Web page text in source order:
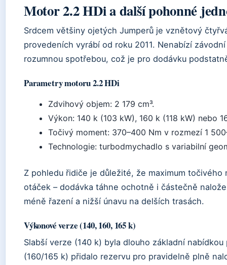
Motor 2.2 HDi a další pohonné
Srdcem většiny ojetých Jumperů je vznětový
provedeních vyrábí od roku 2011. Nenabízí
rozumnou spotřebou, což je pro dodávku
Parametry motoru 2.2 HDi
Zdvihový objem: 2 179 cm³.
Výkon: 140 k (103 kW), 160 k (118 kW) nebo
Točivý moment: 370–400 Nm v rozmezí 1
Technologie: turbodmychadlo s variabilní
Z pohledu řidiče je důležité, že maximum
otáček – dodávka táhne ochotně i částečně
méně řazení a nižší únavu na delších trasách.
Výkonové verze (140, 160, 165 k)
Slabší verze (140 k) byla dlouho základní
(160/165 k) přidalo rezervu pro pravidelně plně